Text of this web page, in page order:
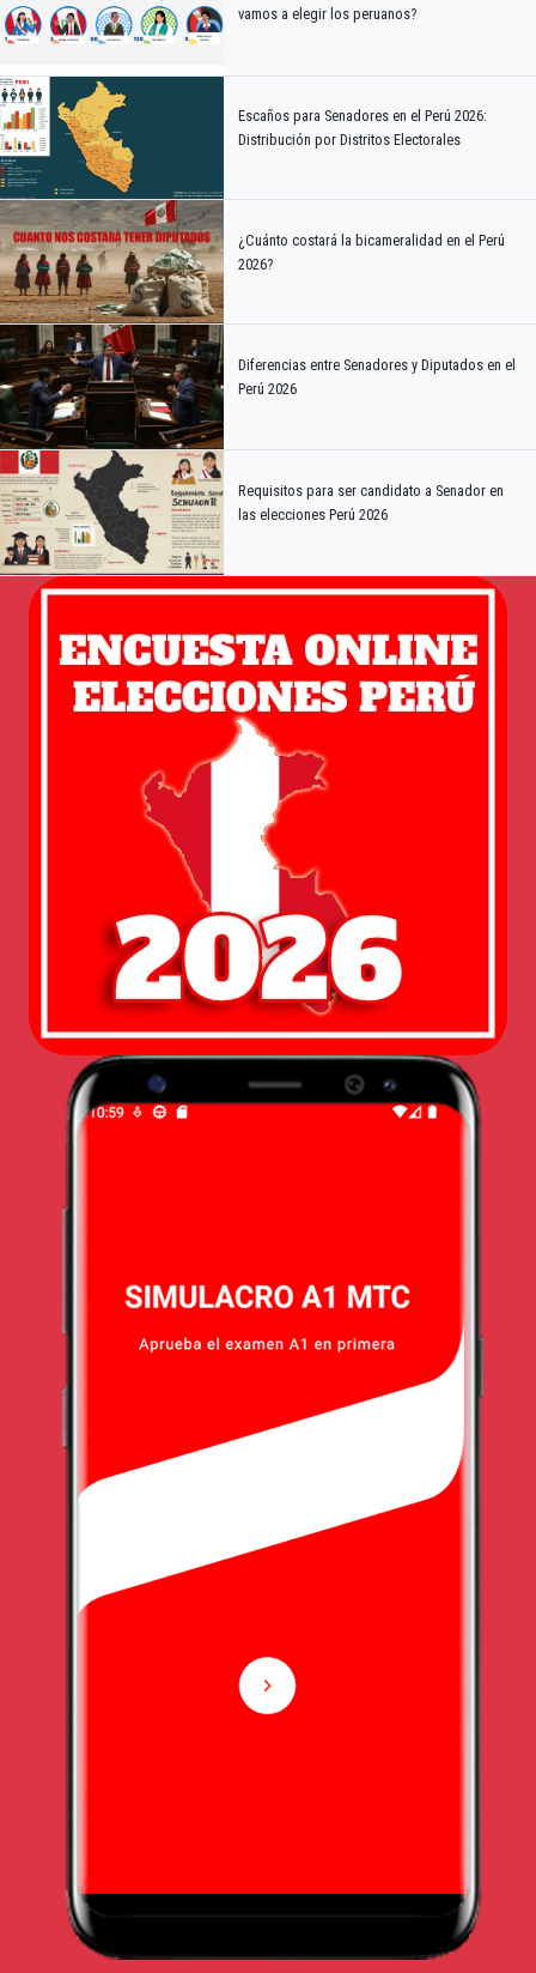
vamos a elegir los peruanos?
Escaños para Senadores en el Perú 2026:
Distribución por Distritos Electorales
¿Cuánto costará la bicameralidad en el Perú
2026?
Diferencias entre Senadores y Diputados en el
Perú 2026
Requisitos para ser candidato a Senador en
las elecciones Perú 2026